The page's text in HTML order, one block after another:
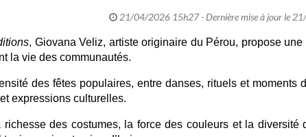
21/04/2026 15h27 - Dernière mise à jour le
, Giovana Veliz, artiste originaire du Pérou, propose une
la vie des communautés.
des fêtes populaires, entre danses, rituels et moments
expressions culturelles.
des costumes, la force des couleurs et la diversité